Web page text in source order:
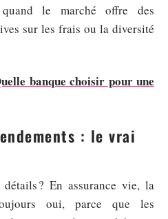
le marché offre des
sur les frais ou la diversité
banque choisir pour une
: le vrai
? En assurance vie, la
oui, parce que les